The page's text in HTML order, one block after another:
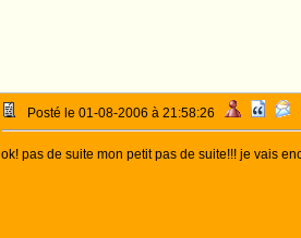
Posté le 01-08-2006 à 21:58:26
ok! pas de suite mon petit pas de suite!!! je vais